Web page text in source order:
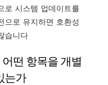
로 시스템 업데이트를
으로 유지하면 호환성
습니다
떤 항목을 개별
는가